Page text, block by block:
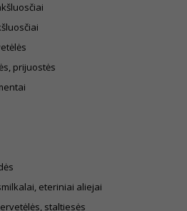
prijuostės
eteriniai aliejai
staltiesės